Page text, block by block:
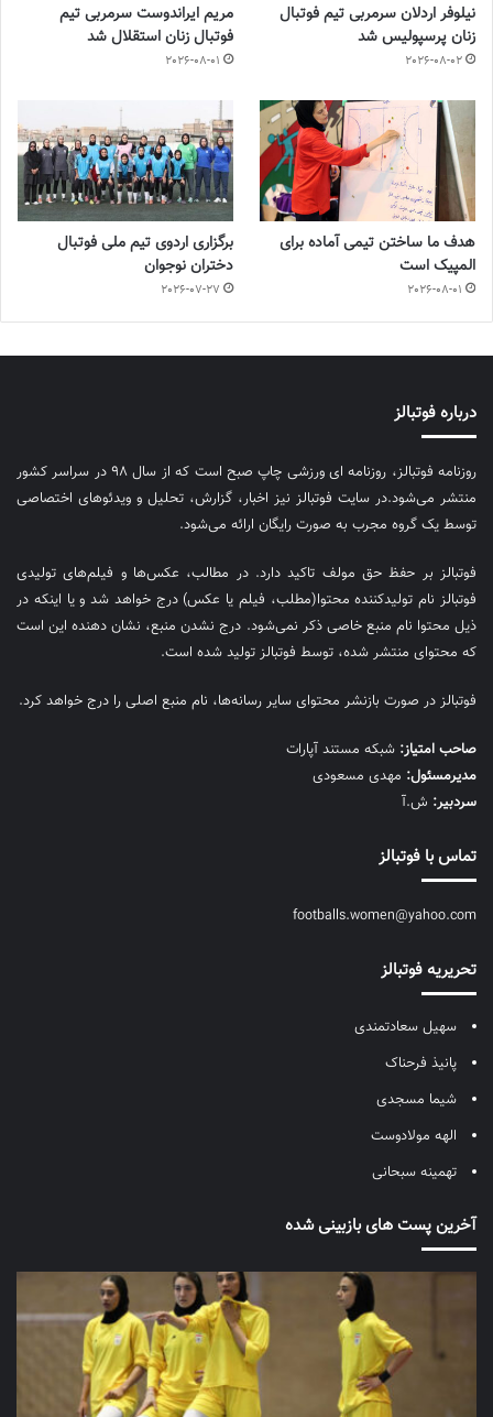
نیلوفر اردلان سرمربی تیم فوتبال
زنان پرسپولیس شد
2026-08-02
مریم ایراندوست سرمربی تیم
فوتبال زنان استقلال شد
2026-08-01
هدف ما ساختن تیمی آماده برای
المپیک است
2026-08-01
برگزاری اردوی تیم ملی فوتبال
دختران نوجوان
2026-07-27
درباره فوتبالز
روزنامه فوتبالز، روزنامه ای ورزشی چاپ صبح است که از سال ۹۸ در سراسر کشور
منتشر می‌شود.در سایت فوتبالز نیز اخبار، گزارش، تحلیل و ویدئوهای اختصاصی
توسط یک گروه مجرب به صورت رایگان ارائه می‌شود.
فوتبالز بر حفظ حق مولف تاکید دارد. در مطالب، عکس‌ها و فیلم‌های تولیدی
فوتبالز نام تولیدکننده محتوا(مطلب، فیلم یا عکس) درج خواهد شد و یا اینکه در
ذیل محتوا نام منبع خاصی ذکر نمی‌‎شود. درج نشدن منبع، نشان دهنده این است
که محتوای منتشر شده، توسط فوتبالز تولید شده است.
فوتبالز در صورت بازنشر محتوای سایر رسانه‌ها، نام منبع اصلی را درج خواهد کرد.
صاحب امتیاز: شبکه مستند آپارات
مديرمسئول: مهدی مسعودی
سردبیر: ش.آ
تماس با فوتبالز
footballs.women@yahoo.com
تحریریه فوتبالز
سهیل سعادتمندی
پانیذ فرحناک
شیما مسجدی
الهه مولادوست
تهمینه سبحانی
آخرین پست های بازبینی شده